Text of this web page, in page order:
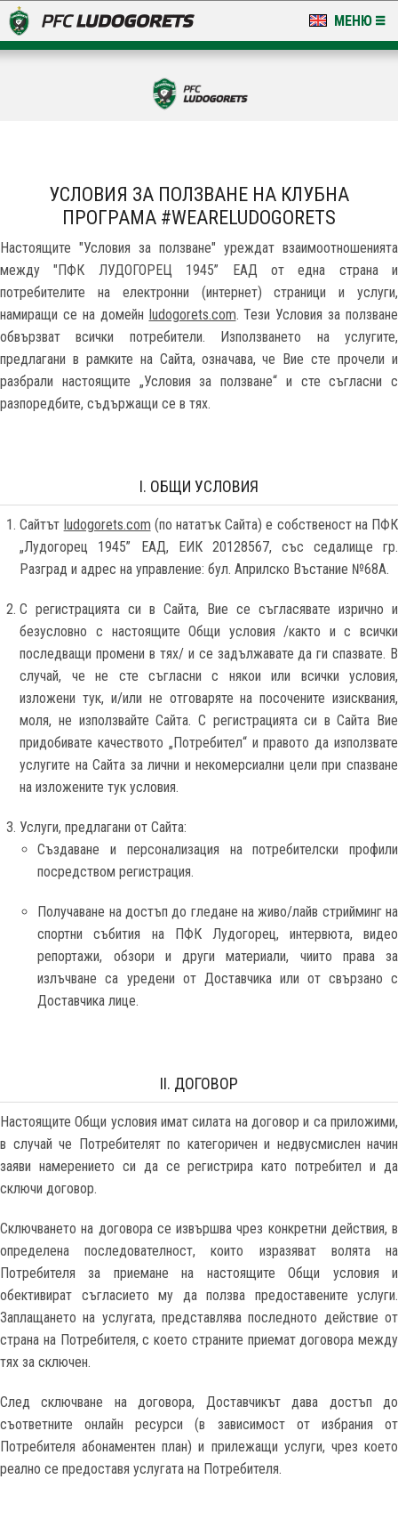
МЕНЮ
ЗА ФЕНОВЕ
УСЛОВИЯ ЗА ПОЛЗВАНЕ НА КЛУБНА
ПРОГРАМА #WEARELUDOGORETS
Настоящите "Условия за ползване" уреждат взаимоотношенията
между "ПФК ЛУДОГОРЕЦ 1945” ЕАД от една страна и
потребителите на електронни (интернет) страници и услуги,
намиращи се на домейн ludogorets.com. Тези Условия за ползване
обвързват всички потребители. Използването на услугите,
предлагани в рамките на Сайта, означава, че Вие сте прочели и
разбрали настоящите „Условия за ползване“ и сте съгласни с
разпоредбите, съдържащи се в тях.
I. ОБЩИ УСЛОВИЯ
Сайтът ludogorets.com (по нататък Сайта) e собственост на ПФК
„Лудогорец 1945” ЕАД, ЕИК 20128567, със седалище гр.
Разград и адрес на управление: бул. Априлско Въстание №68А.
С регистрацията си в Сайта, Вие се съгласявате изрично и
безусловно с настоящите Общи условия /както и с всички
последващи промени в тях/ и се задължавате да ги спазвате. В
случай, че не сте съгласни с някои или всички условия,
изложени тук, и/или не отговаряте на посочените изисквания,
моля, не използвайте Сайта. С регистрацията си в Сайта Вие
придобивате качеството „Потребител“ и правото да използвате
услугите на Сайта за лични и некомерсиални цели при спазване
на изложените тук условия.
Услуги, предлагани от Сайта:
Създаване и персонализация на потребителски профили
посредством регистрация.
Получаване на достъп до гледане на живо/лайв стрийминг на
спортни събития на ПФК Лудогорец, интервюта, видео
репортажи, обзори и други материали, чиито права за
излъчване са уредени от Доставчика или от свързано с
Доставчика лице.
II. ДОГОВОР
Настоящите Общи условия имат силата на договор и са приложими,
в случай че Потребителят по категоричен и недвусмислен начин
заяви намерението си да се регистрира като потребител и да
сключи договор.
Сключването на договора се извършва чрез конкретни действия, в
определена последователност, които изразяват волята на
Потребителя за приемане на настоящите Общи условия и
обективират съгласието му да ползва предоставените услуги.
Заплащането на услугата, представлява последното действие от
страна на Потребителя, с което страните приемат договора между
тях за сключен.
След сключване на договора, Доставчикът дава достъп до
съответните онлайн ресурси (в зависимост от избрания от
Потребителя абонаментен план) и прилежащи услуги, чрез което
реално се предоставя услугата на Потребителя.